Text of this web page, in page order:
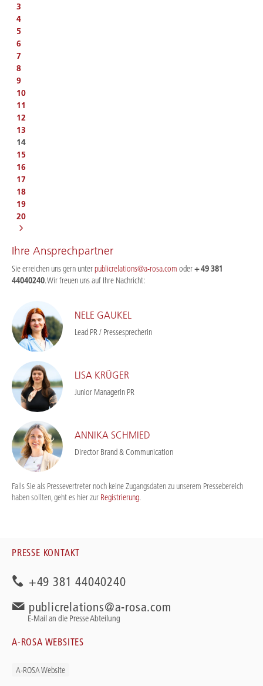
3
4
5
6
7
8
9
10
11
12
13
14
15
16
17
18
19
20
Ihre Ansprechpartner
Sie erreichen uns gern unterpublicrelations@a-rosa.com oder+ 49 381
44040240. Wir freuen uns auf Ihre Nachricht:
NELE GAUKEL
Lead PR / Pressesprecherin
LISA KRÜGER
Junior Managerin PR
ANNIKA SCHMIED
Director Brand & Communication
Falls Sie als Pressevertreter noch keine Zugangsdaten zu unserem Pressebereich
haben sollten, geht es hier zur Registrierung.
PRESSE KONTAKT
+49 381 44040240
publicrelations@a-rosa.com
E-Mail an die Presse Abteilung
A-ROSA WEBSITES
A-ROSA Website